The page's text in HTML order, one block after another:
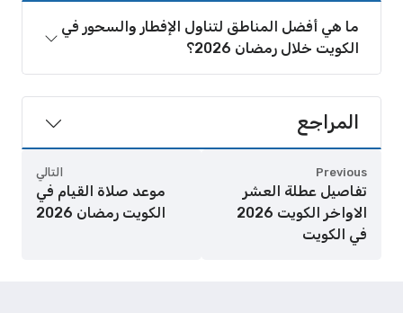
ما هي أفضل المناطق لتناول الإفطار والسحور في
الكويت خلال رمضان 2026؟
المراجع
Previous
تفاصيل عطلة العشر
الاواخر الكويت 2026
في الكويت
التالي
موعد صلاة القيام في
الكويت رمضان 2026